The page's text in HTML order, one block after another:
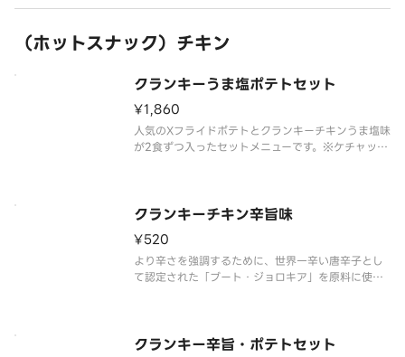
（ホットスナック）チキン
クランキーうま塩ポテトセット
¥1,860
人気のXフライドポテトとクランキーチキンうま塩味
が2食ずつ入ったセットメニューです。※ケチャップ
クランキーチキン辛旨味
¥520
より辛さを強調するために、世界一辛い唐辛子とし
て認定された「ブート・ジョロキア」を原料に使用
クランキー辛旨・ポテトセット